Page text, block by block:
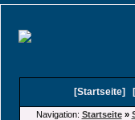
[Startseite] [
Navigation: Startseite»